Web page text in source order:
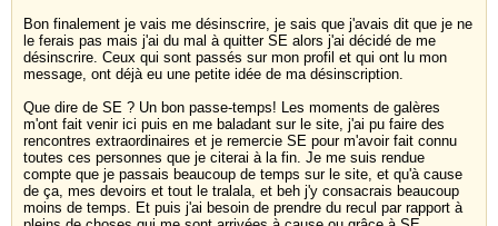
Bon finalement je vais me désinscrire, je sais que j'avais dit que je ne
le ferais pas mais j'ai du mal à quitter SE alors j'ai décidé de me
désinscrire. Ceux qui sont passés sur mon profil et qui ont lu mon
message, ont déjà eu une petite idée de ma désinscription.
Que dire de SE ? Un bon passe-temps! Les moments de galères
m'ont fait venir ici puis en me baladant sur le site, j'ai pu faire des
rencontres extraordinaires et je remercie SE pour m'avoir fait connu
toutes ces personnes que je citerai à la fin. Je me suis rendue
compte que je passais beaucoup de temps sur le site, et qu'à cause
de ça, mes devoirs et tout le tralala, et beh j'y consacrais beaucoup
moins de temps. Et puis j'ai besoin de prendre du recul par rapport à